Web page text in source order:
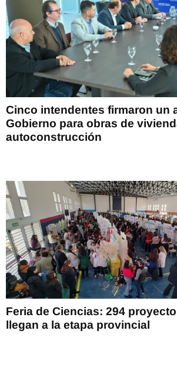
Cinco intendentes firmaron un
Gobierno para obras de
autoconstrucción
Feria de Ciencias: 294
llegan a la etapa provincial